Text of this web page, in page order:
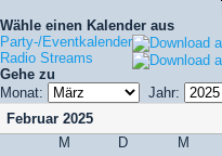
Wähle einen Kalender aus
Party-/Eventkalender
Radio Streams
Gehe zu
Monat:
Jahr:
Februar 2025
M
D M